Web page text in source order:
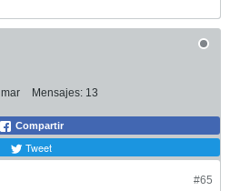
mar Mensajes: 13
Compartir
Tweet
#65